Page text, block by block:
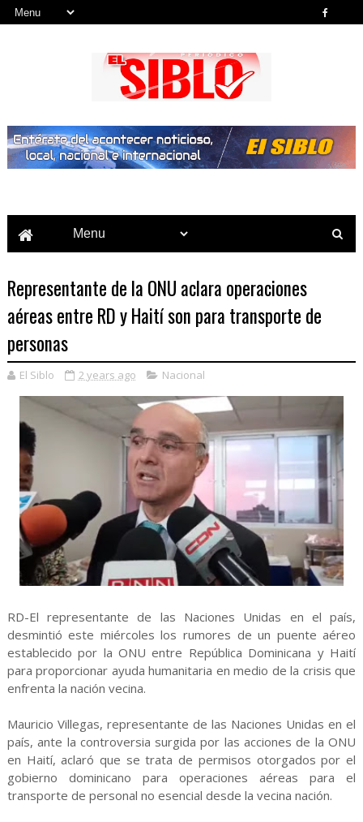
Representante de la ONU aclara operaciones
aéreas entre RD y Haití son para transporte de
personas
El Siblo 2 years ago Nacional
RD-El representante de las Naciones Unidas en el país,
desmintió este miércoles los rumores de un puente aéreo
establecido por la ONU entre República Dominicana y Haití
para proporcionar ayuda humanitaria en medio de la crisis que
enfrenta la nación vecina.
Mauricio Villegas, representante de las Naciones Unidas en el
país, ante la controversia surgida por las acciones de la ONU
en Haití, aclaró que se trata de permisos otorgados por el
gobierno dominicano para operaciones aéreas para el
transporte de personal no esencial desde la vecina nación.